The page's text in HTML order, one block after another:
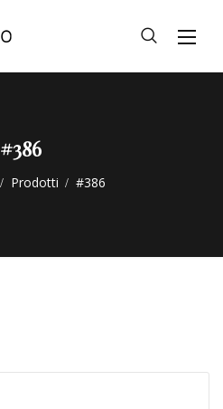
#386
Prodotti #386